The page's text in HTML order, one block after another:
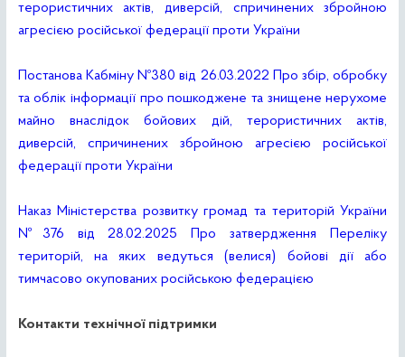
терористичних актів, диверсій, спричинених збройною
агресією російської федерації проти України
Постанова Кабміну Nº380 від 26.03.2022 Про збір, обробку
та облік інформації про пошкоджене та знищене нерухоме
майно внаслідок бойових дій, терористичних актів,
диверсій, спричинених збройною агресією російської
федерації проти України
Наказ Міністерства розвитку громад та територій України
№376 від 28.02.2025 Про затвердження Переліку
територій, на яких ведуться (велися) бойові дії або
тимчасово окупованих російською федерацією
Контакти технічної підтримки